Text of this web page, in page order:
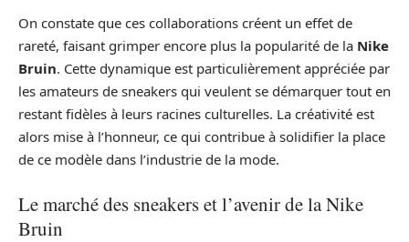
On constate que ces collaborations créent un effet de
rareté, faisant grimper encore plus la popularité de la Nike
Bruin. Cette dynamique est particulièrement appréciée par
les amateurs de sneakers qui veulent se démarquer tout en
restant fidèles à leurs racines culturelles. La créativité est
alors mise à l’honneur, ce qui contribue à solidifier la place
de ce modèle dans l’industrie de la mode.
Le marché des sneakers et l’avenir de la Nike
Bruin